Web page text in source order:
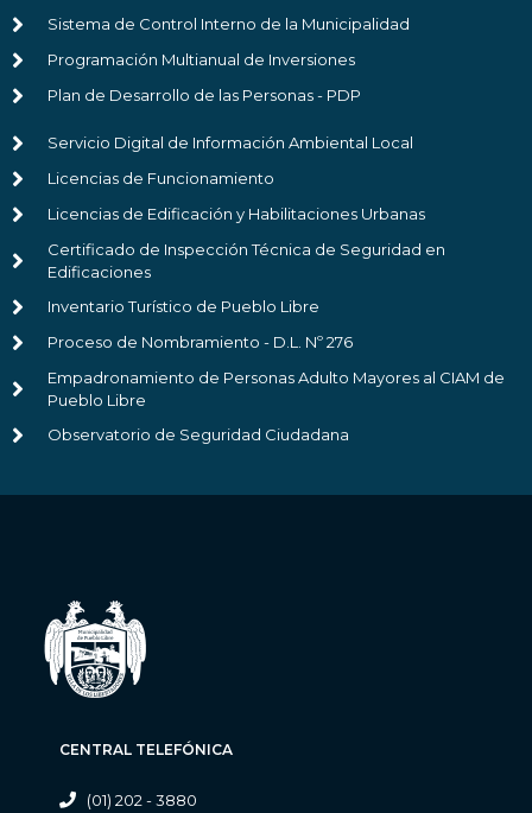
Sistema de Control Interno de la Municipalidad
Programación Multianual de Inversiones
Plan de Desarrollo de las Personas - PDP
Servicio Digital de Información Ambiental Local
Licencias de Funcionamiento
Licencias de Edificación y Habilitaciones Urbanas
Certificado de Inspección Técnica de Seguridad en
Edificaciones
Inventario Turístico de Pueblo Libre
Proceso de Nombramiento - D.L. Nº 276
Empadronamiento de Personas Adulto Mayores al CIAM de
Pueblo Libre
Observatorio de Seguridad Ciudadana
CENTRAL TELEFÓNICA
(01) 202 - 3880